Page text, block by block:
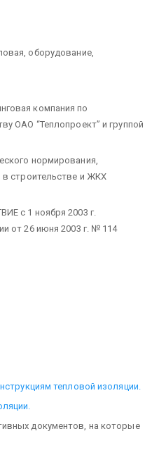
оборудование,
компания по
ОАО “Теплопроект” и группой
нормирования,
в строительстве и ЖКХ
с 1 ноября 2003 г.
от 26 июня 2003 г. № 114
тепловой изоляции.
документов, на которые